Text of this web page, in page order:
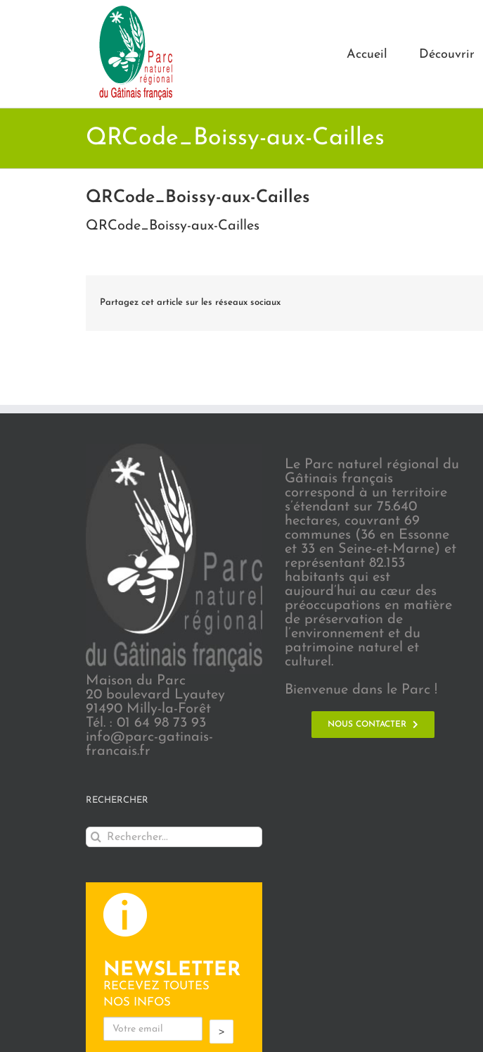
Accueil Découvrir
QRCode_Boissy-aux-Cailles
QRCode_Boissy-aux-Cailles
QRCode_Boissy-aux-Cailles
Partagez cet article sur les réseaux sociaux
Maison du Parc
20 boulevard Lyautey
91490 Milly-la-Forêt
Tél. : 01 64 98 73 93
info@parc-gatinais-
francais.fr
RECHERCHER
Rechercher:
NEWSLETTER
RECEVEZ TOUTES
NOS INFOS
>
Le Parc naturel régional du
Gâtinais français
correspond à un territoire
s’étendant sur 75.640
hectares, couvrant 69
communes (36 en Essonne
et 33 en Seine-et-Marne) et
représentant 82.153
habitants qui est
aujourd’hui au cœur des
préoccupations en matière
de préservation de
l’environnement et du
patrimoine naturel et
culturel.
Bienvenue dans le Parc !
NOUS CONTACTER